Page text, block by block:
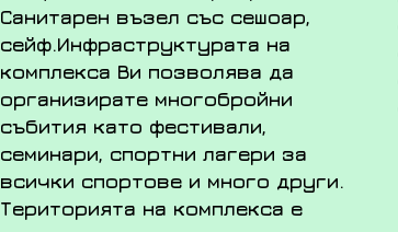
Санитарен възел със сешоар,
сейф.Инфраструктурата на
комплекса Ви позволява да
организирате многобройни
събития като фестивали,
семинари, спортни лагери за
всички спортове и много други.
Територията на комплекса е